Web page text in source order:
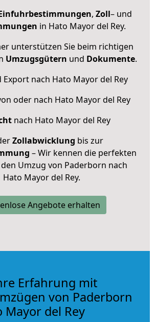
, Zoll– und
in Hato Mayor del Rey.
unterstützen Sie beim richtigen
Umzugsgütern und Dokumente.
nach Hato Mayor del Rey
oder nach Hato Mayor del Rey
nach Hato Mayor del Rey
Zollabwicklung bis zur
– Wir kennen die perfekten
Umzug von Paderborn nach
Hato Mayor del Rey.
Angebote erhalten
Erfahrung mit
von Paderborn
Mayor del Rey